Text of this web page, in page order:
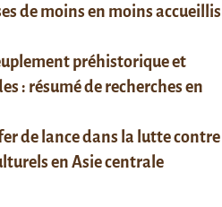
de moins en moins accueillis
préhistorique et
: résumé de recherches en
de lance dans la lutte contre
en Asie centrale